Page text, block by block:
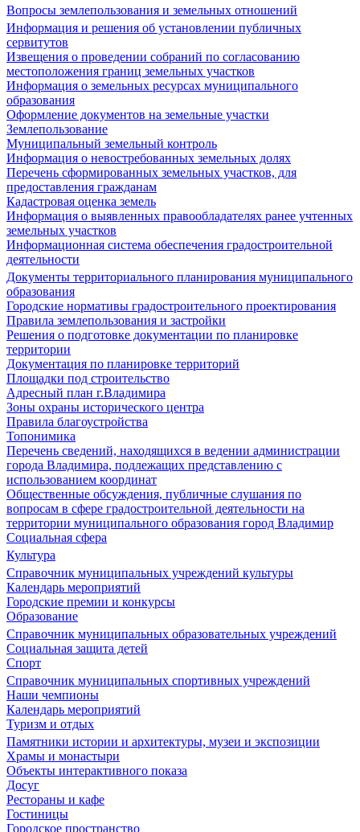
Вопросы землепользования и земельных отношений
Информация и решения об установлении публичных
сервитутов
Извещения о проведении собраний по согласованию
местоположения границ земельных участков
Информация о земельных ресурсах муниципального
образования
Оформление документов на земельные участки
Землепользование
Муниципальный земельный контроль
Информация о невостребованных земельных долях
Перечень сформированных земельных участков, для
предоставления гражданам
Кадастровая оценка земель
Информация о выявленных правообладателях ранее учтенных
земельных участков
Информационная система обеспечения градостроительной
деятельности
Документы территориального планирования муниципального
образования
Городские нормативы градостроительного проектирования
Правила землепользования и застройки
Решения о подготовке документации по планировке
территории
Документация по планировке территорий
Площадки под строительство
Адресный план г.Владимира
Зоны охраны исторического центра
Правила благоустройства
Топонимика
Перечень сведений, находящихся в ведении администрации
города Владимира, подлежащих представлению с
использованием координат
Общественные обсуждения, публичные слушания по
вопросам в сфере градостроительной деятельности на
территории муниципального образования город Владимир
Социальная сфера
Культура
Справочник муниципальных учреждений культуры
Календарь мероприятий
Городские премии и конкурсы
Образование
Справочник муниципальных образовательных учреждений
Социальная защита детей
Спорт
Справочник муниципальных спортивных учреждений
Наши чемпионы
Календарь мероприятий
Туризм и отдых
Памятники истории и архитектуры, музеи и экспозиции
Храмы и монастыри
Объекты интерактивного показа
Досуг
Рестораны и кафе
Гостиницы
Городское пространство